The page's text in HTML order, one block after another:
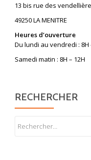
13 bis rue des
49250 LA MENITRE
Heures d’ouverture
Du lundi au vendredi : 8H
Samedi matin : 8H – 12H
RECHERCHER